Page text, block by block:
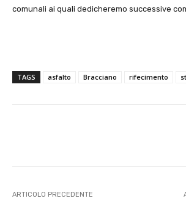
comunali ai quali dedicheremo successive
TAGS asfalto Bracciano rifecimento
ARTICOLO PRECEDENTE